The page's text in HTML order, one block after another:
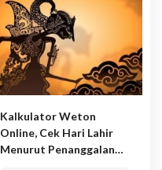
Kalkulator Weton
Online, Cek Hari Lahir
Menurut Penanggalan